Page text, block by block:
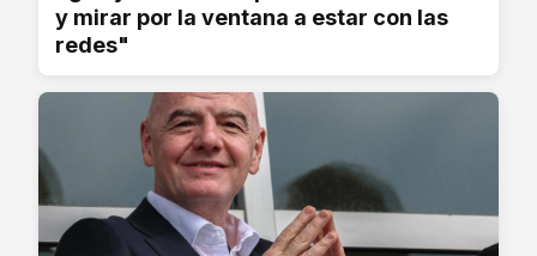
y mirar por la ventana a estar con las
redes"